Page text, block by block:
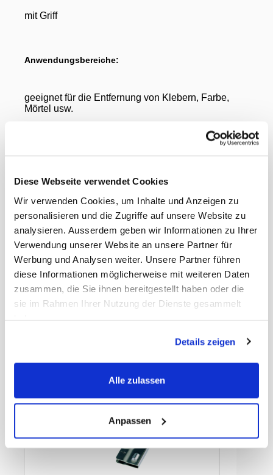
Diese Webseite verwendet Cookies
Wir verwenden Cookies, um Inhalte und Anzeigen zu
personalisieren und die Zugriffe auf unsere Website zu
analysieren. Ausserdem geben wir Informationen zu Ihrer
Verwendung unserer Website an unsere Partner für
Werbung und Analysen weiter. Unsere Partner führen
diese Informationen möglicherweise mit weiteren Daten
zusammen, die Sie ihnen bereitgestellt haben oder die
sie im Rahmen Ihrer Nutzung der Dienste gesammelt
Details zeigen
Alle zulassen
Anpassen
mit Griff
Anwendungsbereiche:
geeignet für die Entfernung von Klebern, Farbe,
Mörtel usw.
Marke
Unger
MWST
8,1%
Herkunftsland
China
Herstellerartikelnummer
EG100
Hersteller
GmbH
Farbe
grün
Länge
10 cm